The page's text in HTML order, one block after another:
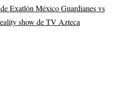
Exatlón México Guardianes vs
show de TV Azteca